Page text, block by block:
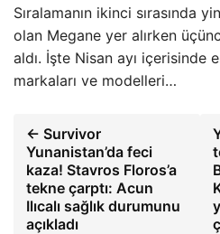
Sıralamanın ikinci sırasında
olan Megane yer alırken
aldı. İşte Nisan ayı içerisinde
markaları ve modelleri…
← Survivor
Yunanistan’da feci
kaza! Stavros Floros’a
tekne çarptı: Acun
Ilıcalı sağlık durumunu
açıkladı